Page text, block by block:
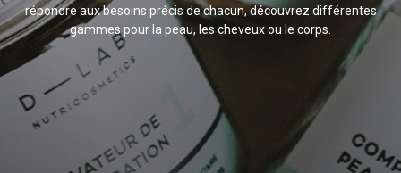
répondre aux besoins précis de chacun, découvrez différentes
gammes pour la peau, les cheveux ou le corps.